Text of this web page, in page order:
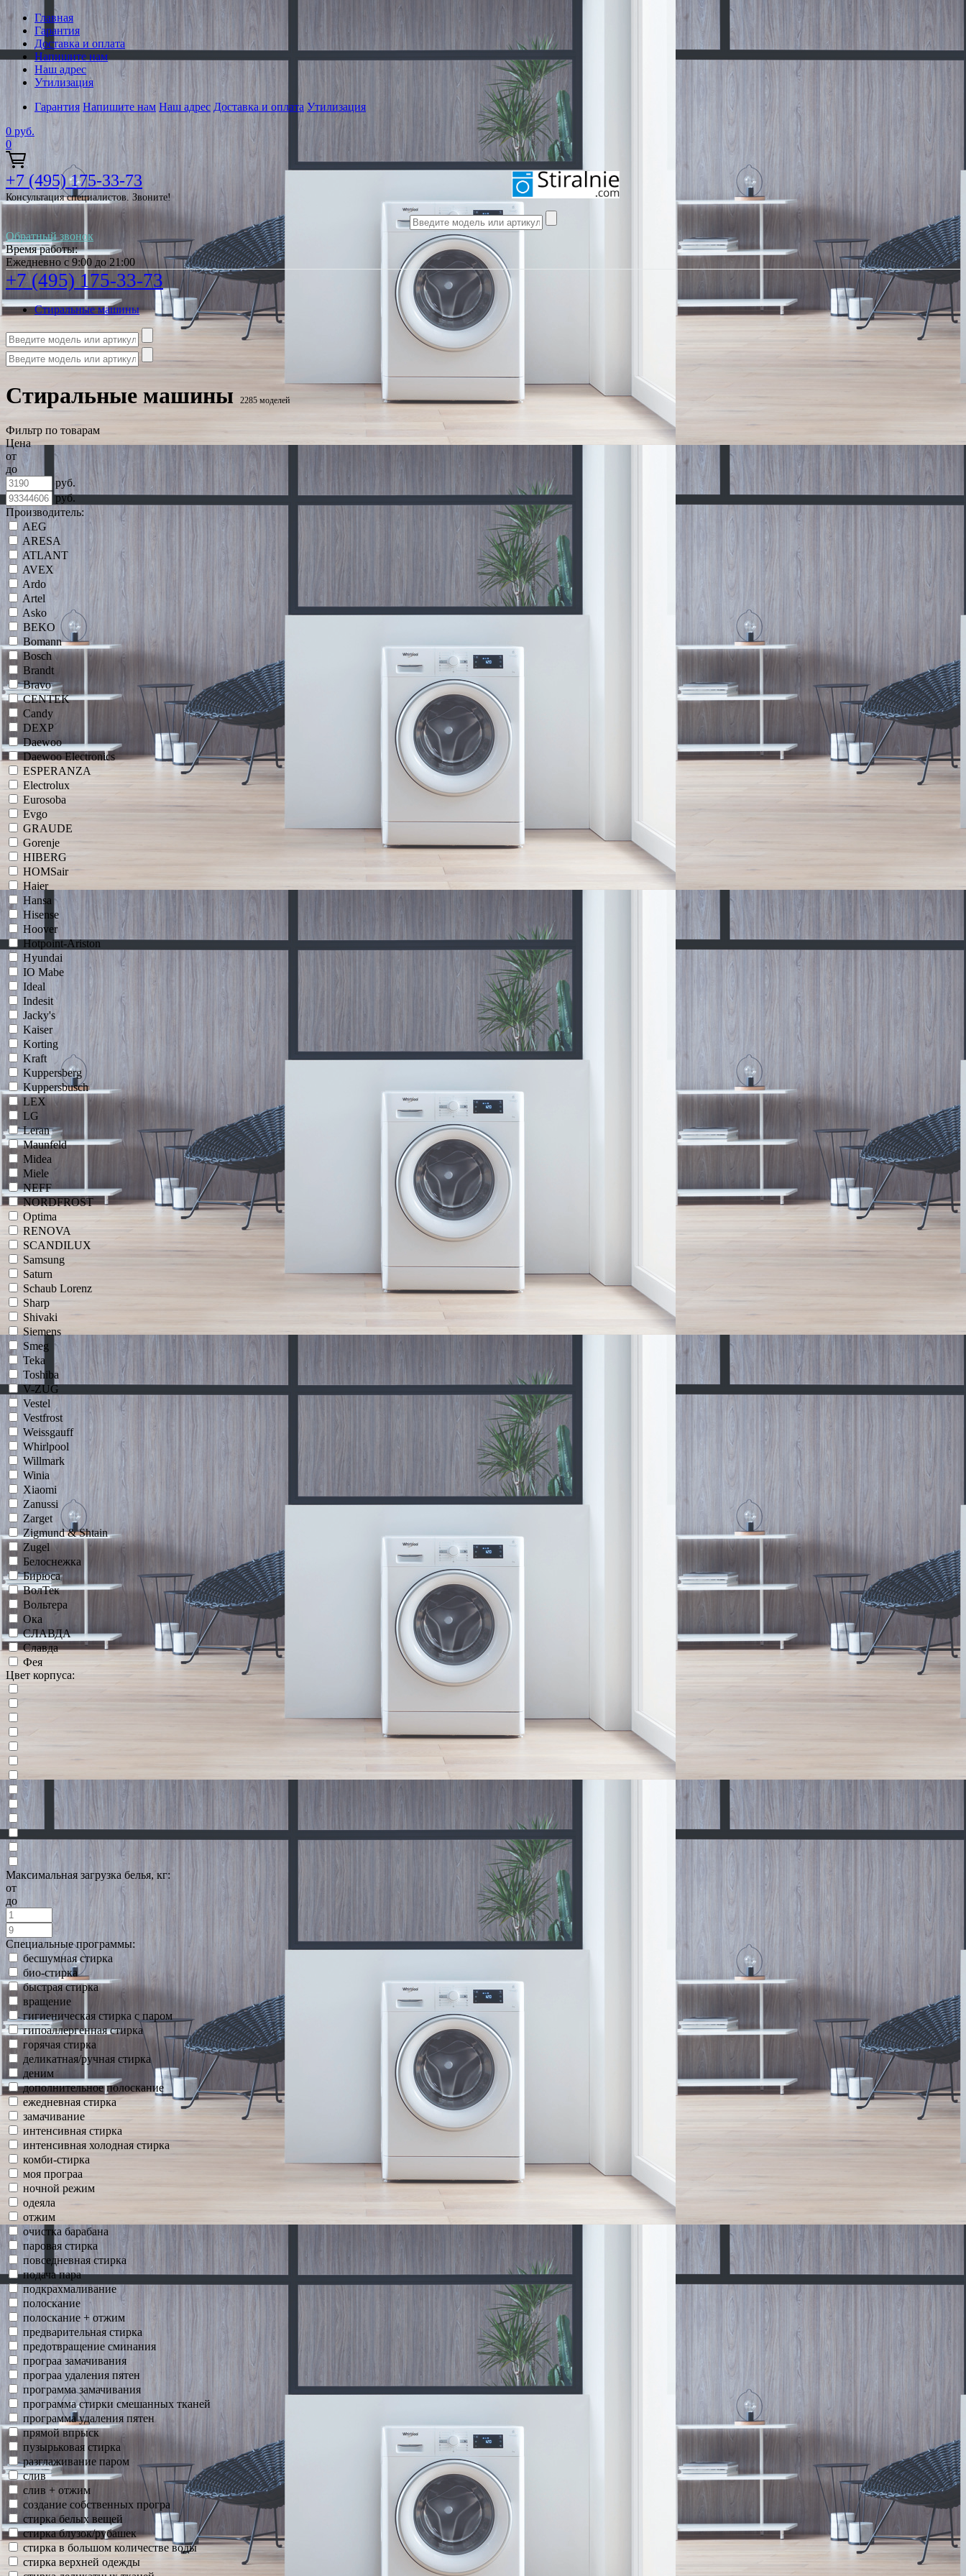
Главная
Гарантия
Доставка и оплата
Напишите нам
Наш адрес
Утилизация
Гарантия Напишите нам Наш адрес Доставка и оплата Утилизация
0 руб.
0
+7 (495) 175-33-73
Консультация специалистов. Звоните!
Обратный звонок
Время работы:
Ежедневно с 9:00 до 21:00
+7 (495) 175-33-73
Стиральные машины
Стиральные машины 2285 моделей
Фильтр по товарам
Цена
от
до
руб.
руб.
Производитель:
AEG
ARESA
ATLANT
AVEX
Ardo
Artel
Asko
BEKO
Bomann
Bosch
Brandt
Bravo
CENTEK
Candy
DEXP
Daewoo
Daewoo Electronics
ESPERANZA
Electrolux
Eurosoba
Evgo
GRAUDE
Gorenje
HIBERG
HOMSair
Haier
Hansa
Hisense
Hoover
Hotpoint-Ariston
Hyundai
IO Mabe
Ideal
Indesit
Jacky's
Kaiser
Korting
Kraft
Kuppersberg
Kuppersbusch
LEX
LG
Leran
Maunfeld
Midea
Miele
NEFF
NORDFROST
Optima
RENOVA
SCANDILUX
Samsung
Saturn
Schaub Lorenz
Sharp
Shivaki
Siemens
Smeg
Teka
Toshiba
V-ZUG
Vestel
Vestfrost
Weissgauff
Whirlpool
Willmark
Winia
Xiaomi
Zanussi
Zarget
Zigmund & Shtain
Zugel
Белоснежка
Бирюса
ВолТек
Вольтера
Ока
СЛАВДА
Славда
Фея
Цвет корпуса:
Максимальная загрузка белья, кг:
от
до
Специальные программы:
бесшумная стирка
био-стирка
быстрая стирка
вращение
гигиеническая стирка с паром
гипоаллергенная стирка
горячая стирка
деликатная/ручная стирка
деним
дополнительное полоскание
ежедневная стирка
замачивание
интенсивная стирка
интенсивная холодная стирка
комби-стирка
моя програа
ночной режим
одеяла
отжим
очистка барабана
паровая стирка
повседневная стирка
подача пара
подкрахмаливание
полоскание
полоскание + отжим
предварительная стирка
предотвращение сминания
програа замачивания
програа удаления пятен
программа замачивания
программа стирки смешанных тканей
программа удаления пятен
прямой впрыск
пузырьковая стирка
разглаживание паром
слив
слив + отжим
создание собственных програ
стирка белых вещей
стирка блузок/рубашек
стирка в большом количестве воды
стирка верхней одежды